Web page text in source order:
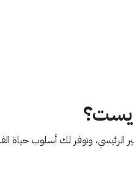
الرئيسي، وتوفر لك أسلوب حياة